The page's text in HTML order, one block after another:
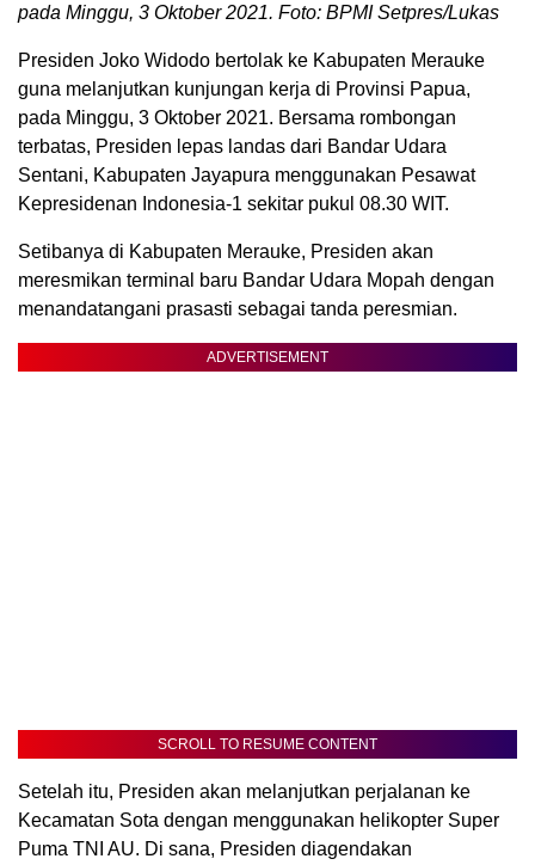
pada Minggu, 3 Oktober 2021. Foto: BPMI Setpres/Lukas
Presiden Joko Widodo bertolak ke Kabupaten Merauke
guna melanjutkan kunjungan kerja di Provinsi Papua,
pada Minggu, 3 Oktober 2021. Bersama rombongan
terbatas, Presiden lepas landas dari Bandar Udara
Sentani, Kabupaten Jayapura menggunakan Pesawat
Kepresidenan Indonesia-1 sekitar pukul 08.30 WIT.
Setibanya di Kabupaten Merauke, Presiden akan
meresmikan terminal baru Bandar Udara Mopah dengan
menandatangani prasasti sebagai tanda peresmian.
ADVERTISEMENT
SCROLL TO RESUME CONTENT
Setelah itu, Presiden akan melanjutkan perjalanan ke
Kecamatan Sota dengan menggunakan helikopter Super
Puma TNI AU. Di sana, Presiden diagendakan